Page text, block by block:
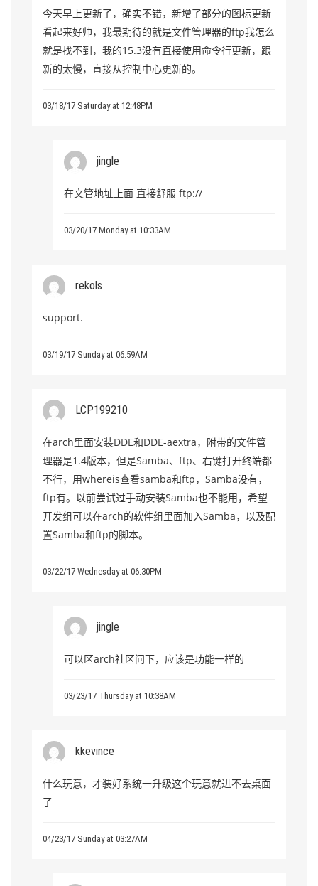
今天早上更新了，确实不错，新增了部分的图标更新
看起来好帅，我最期待的就是文件管理器的ftp我怎么
就是找不到，我的15.3没有直接使用命令行更新，跟
新的太慢，直接从控制中心更新的。
03/18/17 Saturday at 12:48PM
jingle
在文管地址上面 直接舒服 ftp://
03/20/17 Monday at 10:33AM
rekols
support.
03/19/17 Sunday at 06:59AM
LCP199210
在arch里面安装DDE和DDE-aextra，附带的文件管
理器是1.4版本，但是Samba、ftp、右键打开终端都
不行，用whereis查看samba和ftp，Samba没有，
ftp有。以前尝试过手动安装Samba也不能用，希望
开发组可以在arch的软件组里面加入Samba，以及配
置Samba和ftp的脚本。
03/22/17 Wednesday at 06:30PM
jingle
可以区arch社区问下，应该是功能一样的
03/23/17 Thursday at 10:38AM
kkevince
什么玩意，才装好系统一升级这个玩意就进不去桌面
了
04/23/17 Sunday at 03:27AM